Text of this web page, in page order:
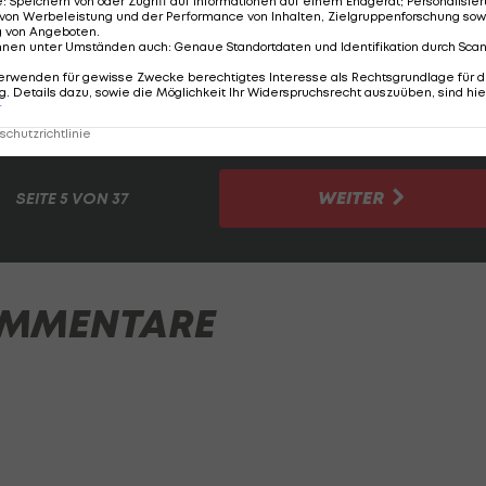
Variante und dabei eher auf eine
Die Brighton-Leihgabe etablierte sich von Beginn an
in einen Rausch, sodass Trainer Ilzer
Teamchef einordnete.
SEITE5 VON 37 WEITER
Werbeleistung und der Performance von Inhalten, Zielgruppenforschung
von Angeboten.
unter Umständen auch: Genaue Standortdaten und Identifikation durch
für gewisse Zwecke berechtigtes Interesse als Rechtsgrundlage für
Details dazu, sowie die Möglichkeit Ihr Widerspruchsrecht auszuüben, sind